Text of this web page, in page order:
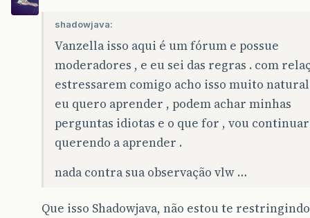
shadowjava:
Vanzella isso aqui é um fórum e possue
moderadores , e eu sei das regras . com
estressarem comigo acho isso muito
eu quero aprender , podem achar minhas
perguntas idiotas e o que for , vou continuar
querendo a aprender .
nada contra sua observação vlw …
Que isso Shadowjava, não estou te